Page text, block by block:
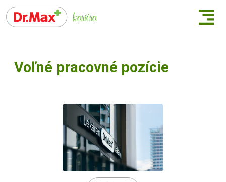
Voľné pracovné pozície